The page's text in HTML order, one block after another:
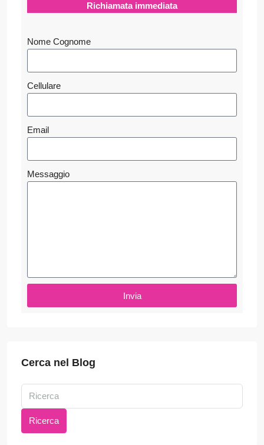
Richiamata immediata
Nome Cognome
Cellulare
Email
Messaggio
Invia
Cerca nel Blog
Ricerca